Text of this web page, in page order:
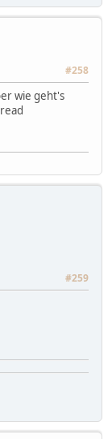
#258
wie geht's
#259